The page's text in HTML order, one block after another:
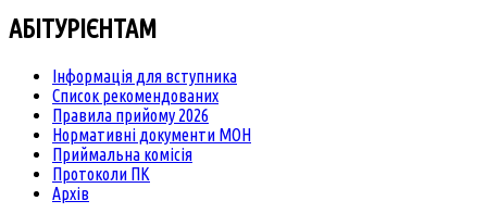
АБІТУРІЄНТАМ
Інформація для вступника
Список рекомендованих
Правила прийому 2026
Нормативні документи МОН
Приймальна комісія
Протоколи ПК
Архів